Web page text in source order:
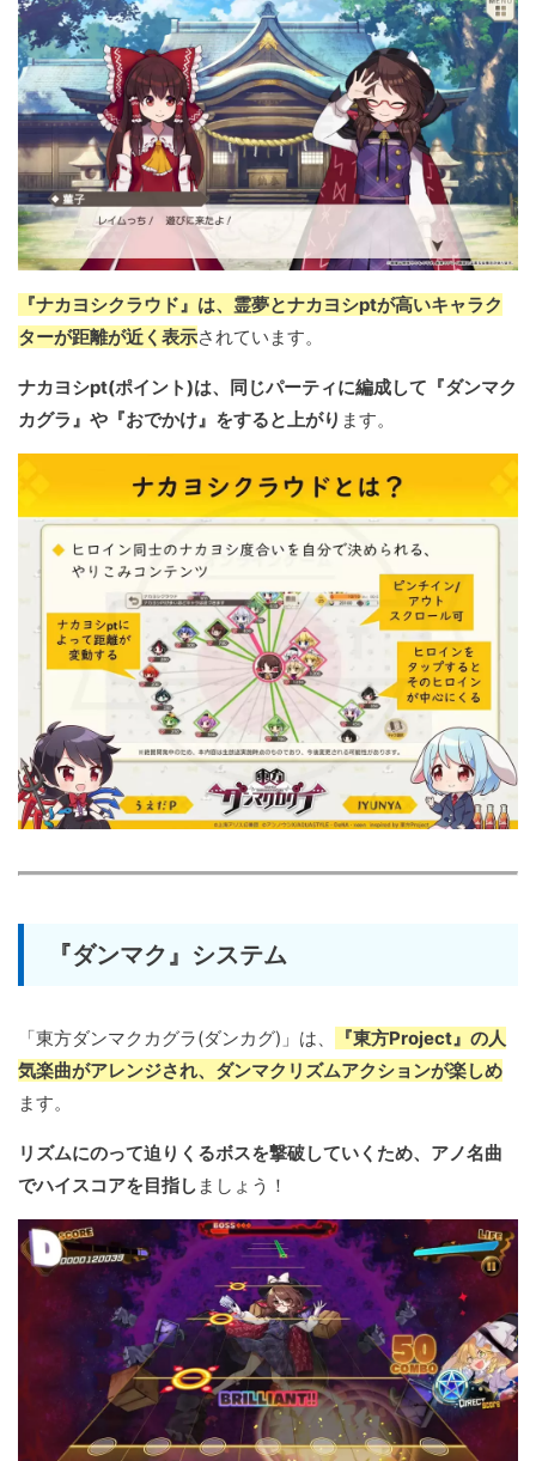
『ナカヨシクラウド』は、霊夢とナカヨシptが高いキャラク
ターが距離が近く表示されています。
ナカヨシpt(ポイント)は、同じパーティに編成して『ダンマク
カグラ』や『おでかけ』をすると上がり ます。
『ダンマク』システム
「東方ダンマクカグラ(ダンカグ)」は、
『東方Project』の人
気楽曲がアレンジされ、ダンマクリズムアクションが楽しめ
ます。
リズムにのって迫りくるボスを撃破していくため、アノ名曲
でハイスコアを目指し ましょう！